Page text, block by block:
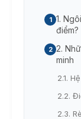
1.
điểm?
2.
minh
2.1.
2.2.
2.3.